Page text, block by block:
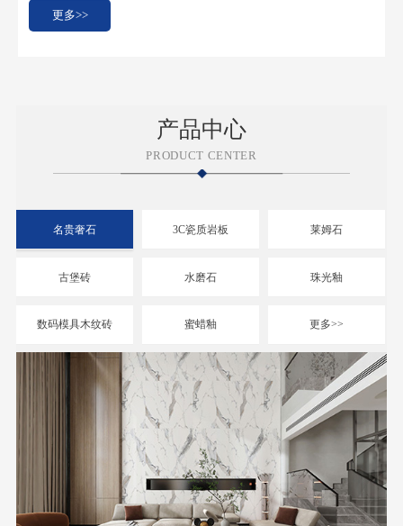
更多>>
产品中心
PRODUCT CENTER
名贵奢石 3C瓷质岩板 莱姆石
古堡砖 水磨石 珠光釉
数码模具木纹砖 蜜蜡釉 更多>>